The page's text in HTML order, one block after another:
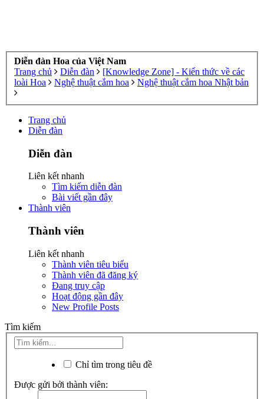
Diễn đàn Hoa của Việt Nam
Trang chủ
Diễn đàn
[Knowledge Zone] - Kiến thức về các
loài Hoa
Nghệ thuật cắm hoa Nghệ thuật cắm hoa Nhật bản
Trang chủ
Diễn đàn
Diễn đàn
Liên kết nhanh
Tìm kiếm diễn đàn
Bài viết gần đây
Thành viên
Thành viên
Liên kết nhanh
Thành viên tiêu biểu
Thành viên đã đăng ký
Đang truy cập
Hoạt động gần đây
New Profile Posts
Tìm kiếm
Chỉ tìm trong tiêu đề
Được gửi bởi thành viên: